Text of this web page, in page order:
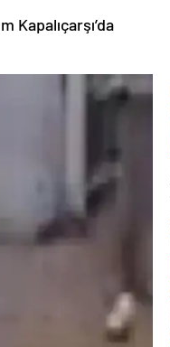
Kapalıçarşı’da